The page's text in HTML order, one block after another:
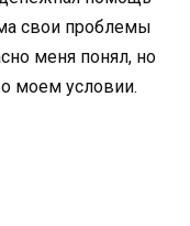
свои проблемы
меня понял, но
моем условии.